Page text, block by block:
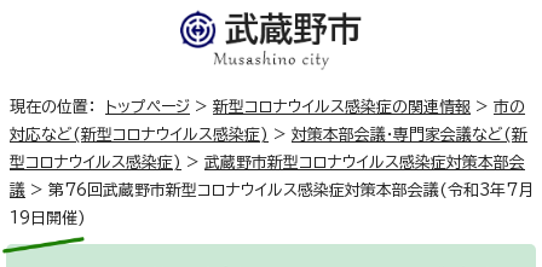
現在の位置： トップページ > 新型コロナウイルス感染症の関連情報 > 市の
対応など(新型コロナウイルス感染症) > 対策本部会議・専門家会議など(新
型コロナウイルス感染症) > 武蔵野市新型コロナウイルス感染症対策本部会
議 > 第76回武蔵野市新型コロナウイルス感染症対策本部会議(令和3年7月
19日開催)